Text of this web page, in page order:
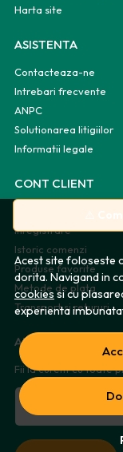
⚠️
Acest site foloseste
dorita. Navigand in
cookiessi cu
experienta
Harta site
ASISTENTA
Contacteaza-ne
Intrebari frecvente
ANPC
Solutionarea litigiilor
Informatii legale
CONT CLIENT
Inregistrare
Istoric comenzi
Produse favorite
Metode de plata
Transport si retururi
ABONEAZA-TE LA
Fii la curent cu toate